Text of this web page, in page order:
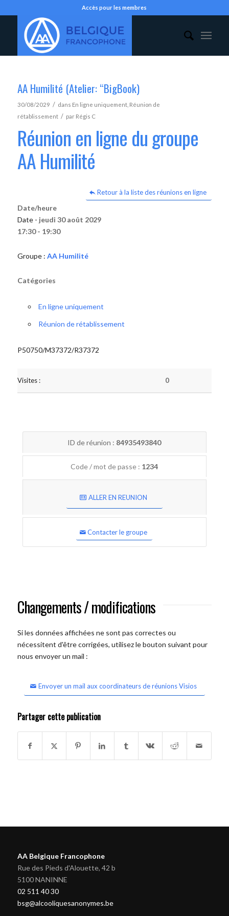
Accès pour les membres
AA Humilité (Atelier: “BigBook)
30/08/2029 / dans En ligne uniquement, Réunion de
rétablissement / par Régis C
Réunion en ligne du groupe
AA Humilité
Retour à la liste des réunions en ligne
Date/heure
Date - jeudi 30 août 2029
17:30 - 19:30
Groupe : AA Humilité
Catégories
En ligne uniquement
Réunion de rétablissement
P50750/M37372/R37372
Visites : 0
ID de réunion : 84935493840
Code / mot de passe : 1234
ALLER EN REUNION
Contacter le groupe
Changements / modifications
Si les données affichées ne sont pas correctes ou
nécessitent d'être corrigées, utilisez le bouton suivant pour
nous envoyer un mail :
Envoyer un mail aux coordinateurs de réunions Visios
Partager cette publication
AA Belgique Francophone
Rue des Pieds d'Alouette, 42 b
5100 NANINNE
02 511 40 30
bsg@alcooliquesanonymes.be